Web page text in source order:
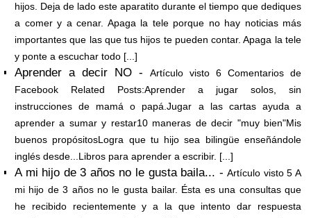
hijos. Deja de lado este aparatito durante el tiempo que dediques
a comer y a cenar. Apaga la tele porque no hay noticias más
importantes que las que tus hijos te pueden contar. Apaga la tele
y ponte a escuchar todo [...]
Aprender a decir NO - Artículo visto 6 Comentarios de
Facebook Related Posts:Aprender a jugar solos, sin
instrucciones de mamá o papá.Jugar a las cartas ayuda a
aprender a sumar y restar10 maneras de decir "muy bien"Mis
buenos propósitosLogra que tu hijo sea bilingüe enseñándole
inglés desde...Libros para aprender a escribir. [...]
A mi hijo de 3 años no le gusta baila... -Artículo visto 5 A
mi hijo de 3 años no le gusta bailar. Ésta es una consultas que
he recibido recientemente y a la que intento dar respuesta